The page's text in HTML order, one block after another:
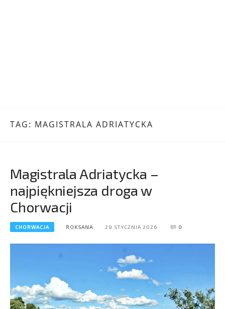
TAG: MAGISTRALA ADRIATYCKA
Magistrala Adriatycka –
najpiękniejsza droga w
Chorwacji
CHORWACJA ROKSANA 29 STYCZNIA 2026 0